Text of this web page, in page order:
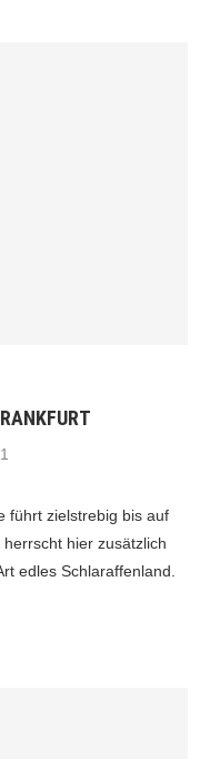
führt zielstrebig bis auf
hier zusätzlich
edles Schlaraffenland.